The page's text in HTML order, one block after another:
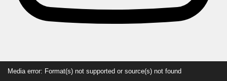
Video
Media error: Format(s) not supported or source(s) not found